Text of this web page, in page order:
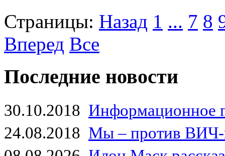
Страницы: Назад 1 ... 7 8
Вперед Все
Последние новости
30.10.2018 Информационное
24.08.2018 Мы – против